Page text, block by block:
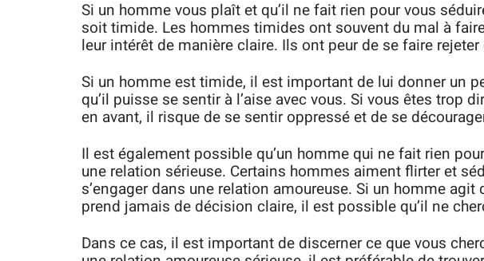
Si un homme vous plaît et qu’il ne fait rien pour vous
soit timide. Les hommes timides ont souvent du mal à
leur intérêt de manière claire. Ils ont peur de se faire rejeter
Si un homme est timide, il est important de lui donner un
qu’il puisse se sentir à l’aise avec vous. Si vous êtes trop
en avant, il risque de se sentir oppressé et de se
Il est également possible qu’un homme qui ne fait rien
une relation sérieuse. Certains hommes aiment flirter et
s’engager dans une relation amoureuse. Si un homme
prend jamais de décision claire, il est possible qu’il ne
Dans ce cas, il est important de discerner ce que vous